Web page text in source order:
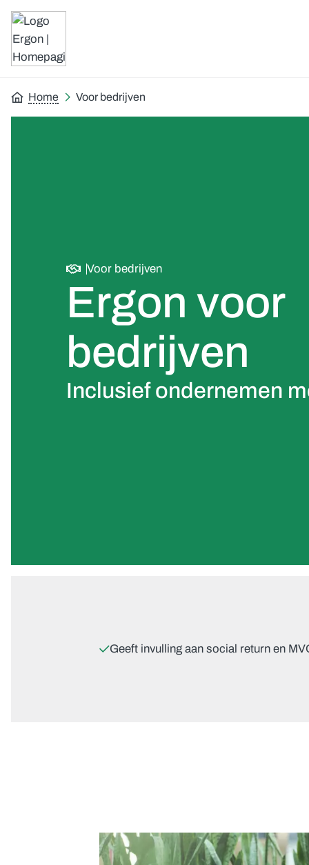
Home Voor bedrijven
Voor bedrijven
Ergon voor
bedrijven
Inclusief ondernemen
Geeft invulling aan social return en